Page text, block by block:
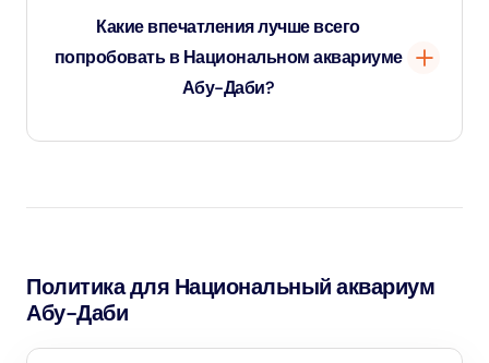
некоторых зонах может быть ограничена съемка со
вспышкой и профессиональным оборудованием.
Какие впечатления лучше всего
попробовать в Национальном аквариуме
Абу-Даби?
предлагающими уникальные виды и более глубокое
знакомство с морской жизнью.
Политика для Национальный аквариум
Абу-Даби